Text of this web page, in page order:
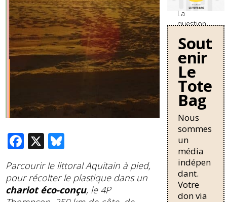
F
e
b
X
u
e
sk
Parcourir le littoral Aquitain à pied,
pour récolter le plastique dans un
chariot éco-conçu, le 4P
La
question
travailleurs
sans-
papiers en
France se
durcit avec
une
nouvelle
circulaire
de Bruno
Retailleau
qui
pourrait
allonger la
durée de
résidence
nécessaire
Sout
enir
Le
Tote
Bag
Nous
sommes
un
média
indépen
dant.
Votre
don via